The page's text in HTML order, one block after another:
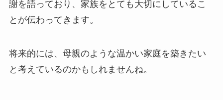
謝を語っており、家族をとても大切にしているこ
とが伝わってきます。
将来的には、母親のような温かい家庭を築きたい
と考えているのかもしれませんね。